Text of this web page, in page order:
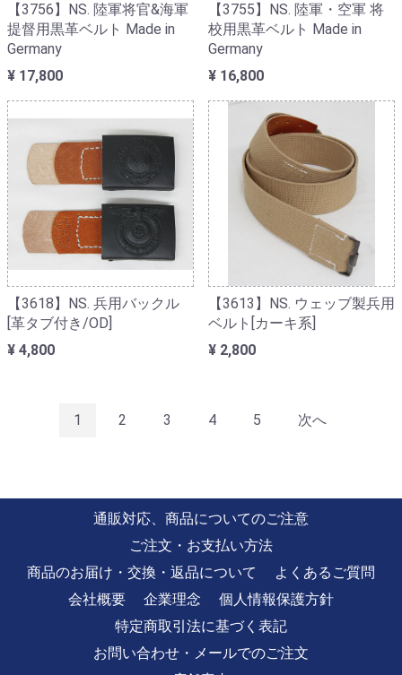
【3756】NS. 陸軍将官&海軍
提督用黒革ベルト Made in
Germany
¥ 17,800
【3755】NS. 陸軍・空軍 将
校用黒革ベルト Made in
Germany
¥ 16,800
【3618】NS. 兵用バックル
[革タブ付き/OD]
¥ 4,800
【3613】NS. ウェッブ製兵用
ベルト[カーキ系]
¥ 2,800
1 2 3 4 5 次へ
通販対応、商品についてのご注意
ご注文・お支払い方法
商品のお届け・交換・返品について
よくあるご質問
会社概要
企業理念
個人情報保護方針
特定商取引法に基づく表記
お問い合わせ・メールでのご注文